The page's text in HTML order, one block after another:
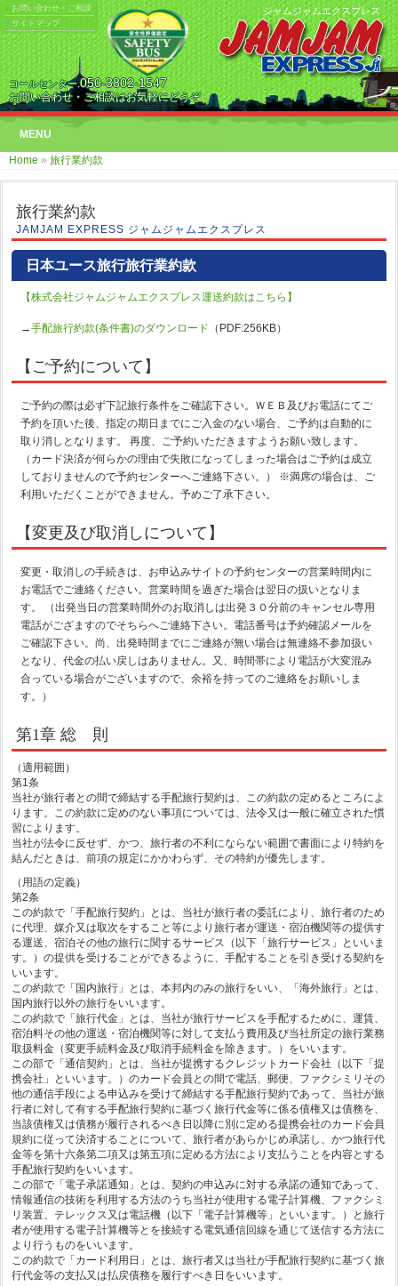
ジャムジャムエクスプレス
コールセンター.050-3802-1547
お問い合わせ・ご相談はお気軽にどうぞ
お問い合わせ・ご相談
サイトマップ
MENU
Home » 旅行業約款
旅行業約款
JAMJAM EXPRESS ジャムジャムエクスプレス
日本ユース旅行旅行業約款
【株式会社ジャムジャムエクスプレス運送約款はこちら】
→手配旅行約款(条件書)のダウンロード （PDF:256KB）
【ご予約について】
ご予約の際は必ず下記旅行条件をご確認下さい。ＷＥＢ及びお電話にてご
予約を頂いた後、指定の期日までにご入金のない場合、ご予約は自動的に
取り消しとなります。 再度、ご予約いただきますようお願い致します。
（カード決済が何らかの理由で失敗になってしまった場合はご予約は成立
しておりませんので予約センターへご連絡下さい。） ※満席の場合は、ご
利用いただくことができません。予めご了承下さい。
【変更及び取消しについて】
変更・取消しの手続きは、お申込みサイトの予約センターの営業時間内に
お電話でご連絡ください。営業時間を過ぎた場合は翌日の扱いとなりま
す。 （出発当日の営業時間外のお取消しは出発３０分前のキャンセル専用
電話がござますのでそちらへご連絡下さい。電話番号は予約確認メールを
ご確認下さい。尚、出発時間までにご連絡が無い場合は無連絡不参加扱い
となり、代金の払い戻しはありません。又、時間帯により電話が大変混み
合っている場合がございますので、余裕を持ってのご連絡をお願いしま
す。）
第1章 総 則
（適用範囲）
第1条
当社が旅行者との間で締結する手配旅行契約は、この約款の定めるところによ
ります。この約款に定めのない事項については、法令又は一般に確立された慣
習によります。
当社が法令に反せず、かつ、旅行者の不利にならない範囲で書面により特約を
結んだときは、前項の規定にかかわらず、その特約が優先します。
（用語の定義）
第2条
この約款で「手配旅行契約」とは、当社が旅行者の委託により、旅行者のため
に代理、媒介又は取次をすること等により旅行者が運送・宿泊機関等の提供す
る運送、宿泊その他の旅行に関するサービス（以下「旅行サービス」といいま
す。）の提供を受けることができるように、手配することを引き受ける契約を
いいます。
この約款で「国内旅行」とは、本邦内のみの旅行をいい、「海外旅行」とは、
国内旅行以外の旅行をいいます。
この約款で「旅行代金」とは、当社が旅行サービスを手配するために、運賃、
宿泊料その他の運送・宿泊機関等に対して支払う費用及び当社所定の旅行業務
取扱料金（変更手続料金及び取消手続料金を除きます。）をいいます。
この部で「通信契約」とは、当社が提携するクレジットカード会社（以下「提
携会社」といいます。）のカード会員との間で電話、郵便、ファクシミリその
他の通信手段による申込みを受けて締結する手配旅行契約であって、当社が旅
行者に対して有する手配旅行契約に基づく旅行代金等に係る債権又は債務を、
当該債権又は債務が履行されるべき日以降に別に定める提携会社のカード会員
規約に従って決済することについて、旅行者があらかじめ承諾し、かつ旅行代
金等を第十六条第二項又は第五項に定める方法により支払うことを内容とする
手配旅行契約をいいます。
この部で「電子承諾通知」とは、契約の申込みに対する承諾の通知であって、
情報通信の技術を利用する方法のうち当社が使用する電子計算機、ファクシミ
リ装置、テレックス又は電話機（以下「電子計算機等」といいます。）と旅行
者が使用する電子計算機等とを接続する電気通信回線を通じて送信する方法に
より行うものをいいます。
この約款で「カード利用日」とは、旅行者又は当社が手配旅行契約に基づく旅
行代金等の支払又は払戻債務を履行すべき日をいいます。